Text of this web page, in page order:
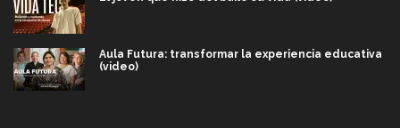
Aula Futura: transformar la experiencia educativa
(video)